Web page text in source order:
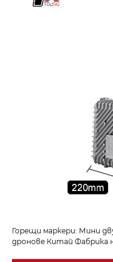
Горещи маркери: Мини
дронове Китай Фабрика